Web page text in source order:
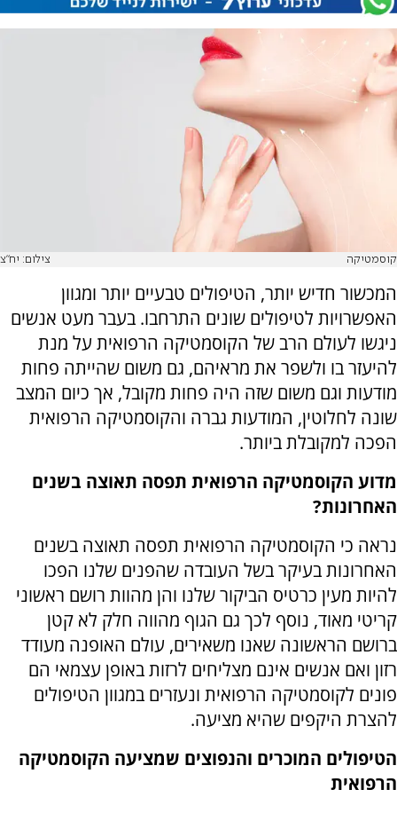
קוסמטיקה צילום: יח"צ
המכשור חדיש יותר, הטיפולים טבעיים יותר ומגוון
האפשרויות לטיפולים שונים התרחבו. בעבר מעט אנשים
ניגשו לעולם הרב של הקוסמטיקה הרפואית על מנת
להיעזר בו ולשפר את מראיהם, גם משום שהייתה פחות
מודעות וגם משום שזה היה פחות מקובל, אך כיום המצב
שונה לחלוטין, המודעות גברה והקוסמטיקה הרפואית
הפכה למקובלת ביותר.
מדוע הקוסמטיקה הרפואית תפסה תאוצה בשנים
האחרונות?
נראה כי הקוסמטיקה הרפואית תפסה תאוצה בשנים
האחרונות בעיקר בשל העובדה שהפנים שלנו הפכו
להיות מעין כרטיס הביקור שלנו והן מהוות רושם ראשוני
קריטי מאוד, נוסף לכך גם הגוף מהווה חלק לא קטן
ברושם הראשונה שאנו משאירים, עולם האופנה מעודד
רזון ואם אנשים אינם מצליחים לרזות באופן עצמאי הם
פונים לקוסמטיקה הרפואית ונעזרים במגוון הטיפולים
להצרת היקפים שהיא מציעה.
הטיפולים המוכרים והנפוצים שמציעה הקוסמטיקה
הרפואית